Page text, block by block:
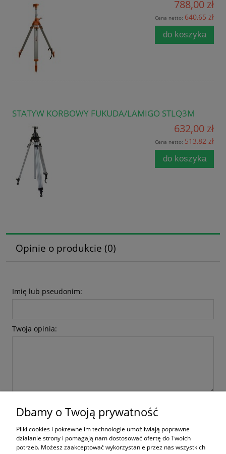
788,00 zł
Cena netto: 640,65 zł
do koszyka
STATYW KORBOWY FUKUDA/LAMIGO STLQ3M
632,00 zł
Cena netto: 513,82 zł
do koszyka
Opinie o produkcie (0)
Imię lub pseudonim:
Twoja opinia:
Dbamy o Twoją prywatność
Pliki cookies i pokrewne im technologie umożliwiają poprawne
działanie strony i pomagają nam dostosować ofertę do Twoich
potrzeb. Możesz zaakceptować wykorzystanie przez nas wszystkich